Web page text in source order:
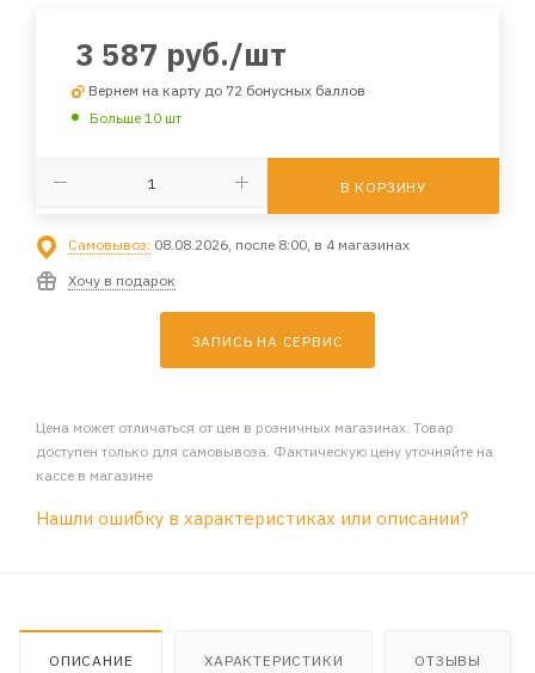
3 587 руб./шт
Вернем на карту до 72 бонусных баллов
Больше 10 шт
В КОРЗИНУ
Самовывоз: 08.08.2026, после 8:00, в 4 магазинах
Хочу в подарок
ЗАПИСЬ НА СЕРВИС
Цена может отличаться от цен в розничных магазинах. Товар
доступен только для самовывоза. Фактическую цену уточняйте на
кассе в магазине
Нашли ошибку в характеристиках или описании?
ОПИСАНИЕ ХАРАКТЕРИСТИКИ ОТЗЫВЫ